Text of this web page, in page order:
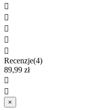





Recenzje(4)
89,99 zł


×